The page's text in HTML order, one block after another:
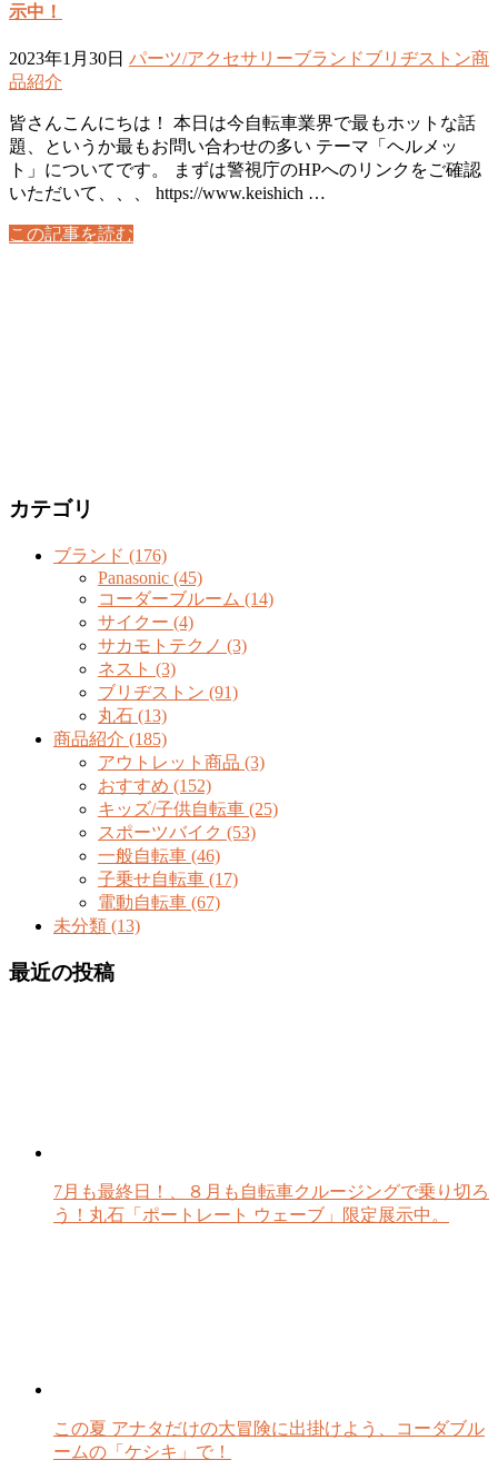
示中！
2023年1月30日 パーツ/アクセサリーブランドブリヂストン商
品紹介
皆さんこんにちは！ 本日は今自転車業界で最もホットな話
題、というか最もお問い合わせの多い テーマ「ヘルメッ
ト」についてです。 まずは警視庁のHPへのリンクをご確認
いただいて、、、 https://www.keishich …
この記事を読む
カテゴリ
ブランド (176)
Panasonic (45)
コーダーブルーム (14)
サイクー (4)
サカモトテクノ (3)
ネスト (3)
ブリヂストン (91)
丸石 (13)
商品紹介 (185)
アウトレット商品 (3)
おすすめ (152)
キッズ/子供自転車 (25)
スポーツバイク (53)
一般自転車 (46)
子乗せ自転車 (17)
電動自転車 (67)
未分類 (13)
最近の投稿
7月も最終日！、８月も自転車クルージングで乗り切ろ
う！丸石「ポートレート ウェーブ」限定展示中。
この夏 アナタだけの大冒険に出掛けよう、コーダブル
ームの「ケシキ」で！